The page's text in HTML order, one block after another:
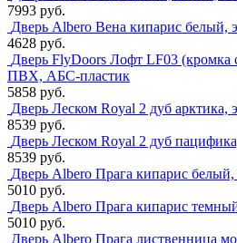
7993 руб.
Дверь Albero Вена кипарис белый,
4628 руб.
Дверь FlyDoors Лофт LF03 (кромка
ПВХ, АБС-пластик
5858 руб.
Дверь Леском Royal 2 дуб арктика,
8539 руб.
Дверь Леском Royal 2 дуб
8539 руб.
Дверь Albero Прага кипарис
5010 руб.
Дверь Albero Прага кипарис
5010 руб.
Дверь Albero Прага лиственница